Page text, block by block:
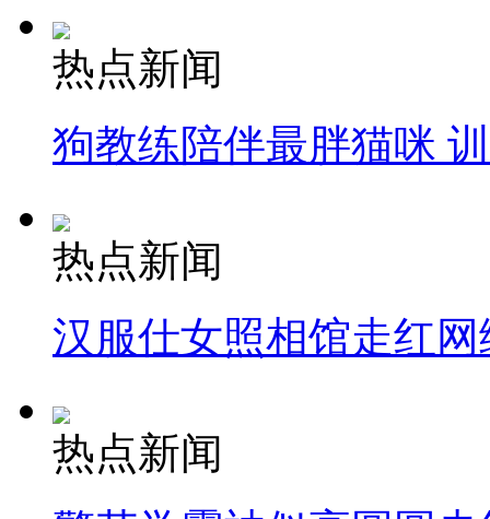
热点新闻
狗教练陪伴最胖猫咪
热点新闻
汉服仕女照相馆走红网
热点新闻